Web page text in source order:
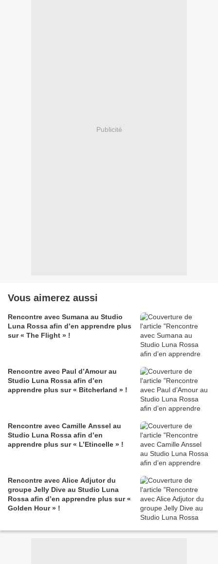
Publicité
Vous aimerez aussi
Rencontre avec Sumana au Studio
Luna Rossa afin d’en apprendre plus
sur « The Flight » !
Rencontre avec Paul d’Amour au
Studio Luna Rossa afin d’en
apprendre plus sur « Bitcherland » !
Rencontre avec Camille Anssel au
Studio Luna Rossa afin d’en
apprendre plus sur « L’Etincelle » !
Rencontre avec Alice Adjutor du
groupe Jelly Dive au Studio Luna
Rossa afin d’en apprendre plus sur «
Golden Hour » !